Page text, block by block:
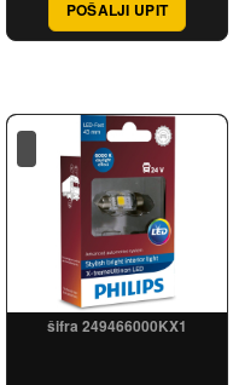
POŠALJI UPIT
šifra 249466000KX1